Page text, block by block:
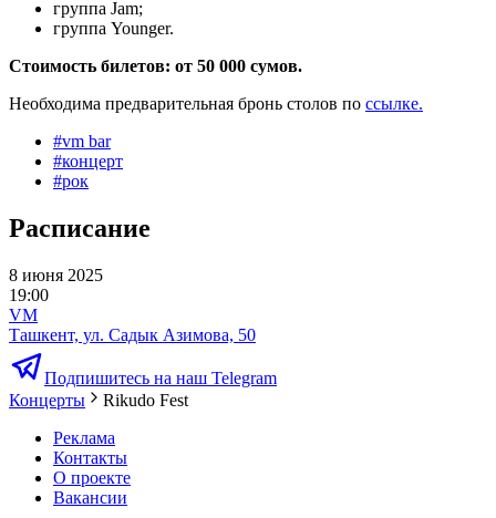
группа Jam;
группа Younger.
Стоимость билетов: от 50 000 сумов.
Необходима предварительная бронь столов по ссылке.
#vm bar
#концерт
#рок
Расписание
8 июня 2025
19:00
VM
Ташкент, ул. Садык Азимова, 50
Подпишитесь на наш Telegram
Концерты
Rikudo Fest
Реклама
Контакты
О проекте
Вакансии